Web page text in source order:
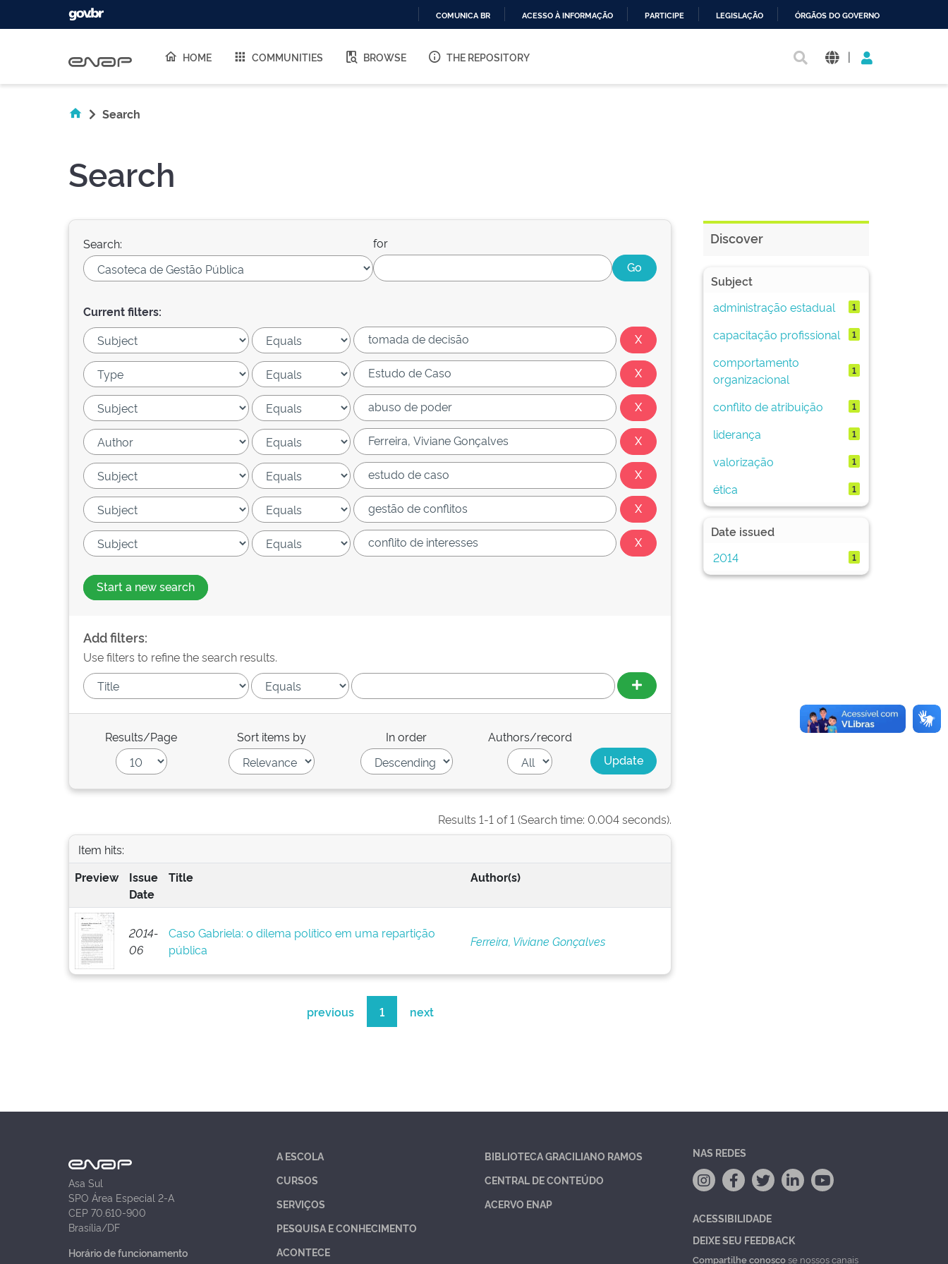
O
COMUNICA BR ACESSO À INFORMAÇÃO PARTICIPE LEGISLAÇÃO ÓRGÃOS DO GOVERNO
HOME COMMUNITIES BROWSE THE REPOSITORY |
Search
Search
Search: for
Current filters:
Start a new search
Add filters:
Use filters to refine the search results.
Results/Page Sort items by In order Authors/record
Results 1-1 of 1 (Search time: 0.004 seconds).
Item hits:
Preview
Issue
Date
Title Author(s)
2014-
06
Caso Gabriela: o dilema político em uma repartição
pública
Ferreira, Viviane Gonçalves
previous 1 next
Discover
Subject
administração estadual
1
capacitação profissional 1
comportamento
organizacional
1
conflito de atribuição 1
liderança 1
valorização 1
ética 1
Date issued
2014
1
Asa Sul
SPO Área Especial 2-A
CEP 70.610-900
Brasília/DF
Horário de funcionamento
A ESCOLA
CURSOS
SERVIÇOS
PESQUISA E CONHECIMENTO
ACONTECE
BIBLIOTECA GRACILIANO RAMOS
CENTRAL DE CONTEÚDO
ACERVO ENAP
NAS REDES
ACESSIBILIDADE
DEIXE SEU FEEDBACK
Compartilhe conoscose nossos canais